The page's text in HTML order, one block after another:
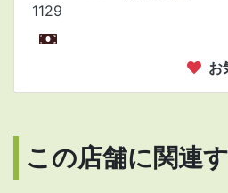
1129
お
この店舗に関連